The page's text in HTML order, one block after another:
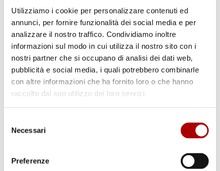
Utilizziamo i cookie per personalizzare contenuti ed
annunci, per fornire funzionalità dei social media e per
analizzare il nostro traffico. Condividiamo inoltre
informazioni sul modo in cui utilizza il nostro sito con i
nostri partner che si occupano di analisi dei dati web,
pubblicità e social media, i quali potrebbero combinarle
con altre informazioni che ha fornito loro o che hanno
raccolto dal suo utilizzo dei loro servizi.
delNecessari
Preferenze
Scopri i nostri punti vendita